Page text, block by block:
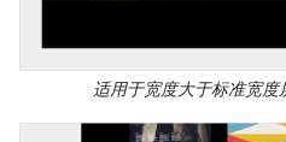
适用于宽度大于标准宽度